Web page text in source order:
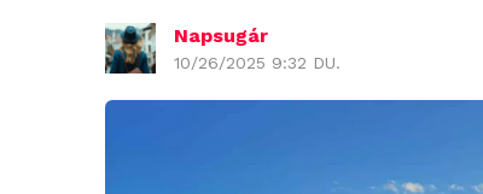
Napsugár
10/26/2025 9:32 DU.